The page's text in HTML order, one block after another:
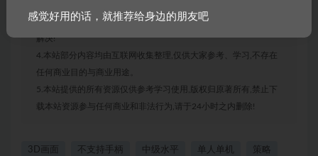
3.如果本站有侵犯、不妥之处的资源,请联系我们。将会第一时间
解决!
4.本站部分内容均由互联网收集整理,仅供大家参考、学习,不存在
任何商业目的与商业用途。
5.本站提供的所有资源仅供参考学习使用,版权归原著所有,禁止下
载本站资源参与任何商业和非法行为,请于24小时之内删除!
3D画面 不支持手柄 中级水平 单人单机 策略
感觉好用的话，就推荐给身边的朋友吧